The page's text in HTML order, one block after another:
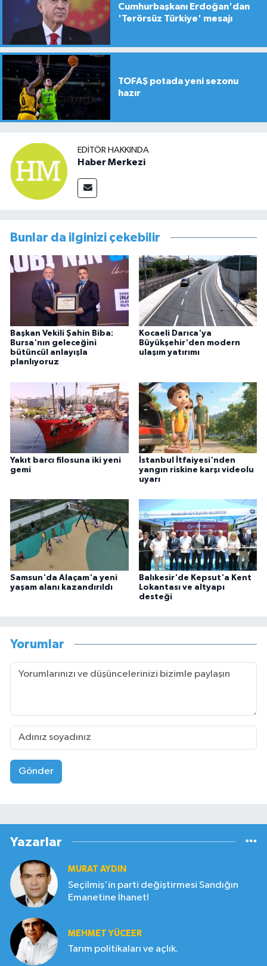
Cumhurbaşkanı Erdoğan'dan
'Terörsüz Türkiye' mesajı
TOFAŞ potada yeni sezonu
hazır
EDITÖR HAKKINDA
Haber Merkezi
Bunlar da ilginizi çekebilir
Başkan Vekili Şahin Biba:
Bursa'nın geleceğini
bütüncül anlayışla
planlıyoruz
Kocaeli Darıca'ya
Büyükşehir'den modern
ulaşım yatırımı
Yakıt barcı filosuna iki yeni
gemi
İstanbul İtfaiyesi'nden
yangın riskine karşı videolu
uyarı
Samsun'da Alaçam'a yeni
yaşam alanı kazandırıldı
Balıkesir'de Kepsut'a Kent
Lokantası ve altyapı
desteği
Yorumlar
Gönder
Yazarlar
MURAT AYDIN
Seçilmiş'in parti değiştirmesi Sandığın
Emanetine İhanet!
MEHMET YÜCEER
Tarım politikaları ve açlık.